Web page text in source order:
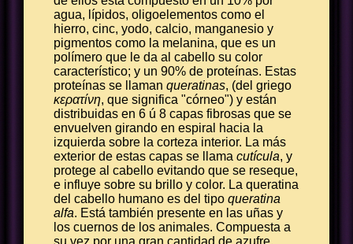
agua, lípidos, oligoelementos como el
hierro, cinc, yodo, calcio, manganesio y
pigmentos como la melanina, que es un
polímero que le da al cabello su color
característico; y un 90% de proteínas. Estas
proteínas se llamanqueratinas, (del griego
κερατίνη, que significa "córneo") y están
distribuidas en 6 ú 8 capas fibrosas que se
envuelven girando en espiral hacia la
izquierda sobre la corteza interior. La más
exterior de estas capas se llamacutícula, y
protege al cabello evitando que se reseque,
e influye sobre su brillo y color. La queratina
del cabello humano es del tipoqueratina
alfa. Está también presente en las uñas y
los cuernos de los animales. Compuesta a
su vez por una gran cantidad de azufre,